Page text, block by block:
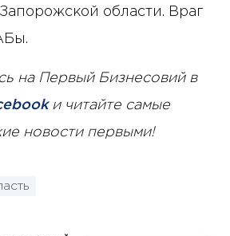
области. Враг
на Первый Бизнесовий в
и читайте самые
новости первыми!